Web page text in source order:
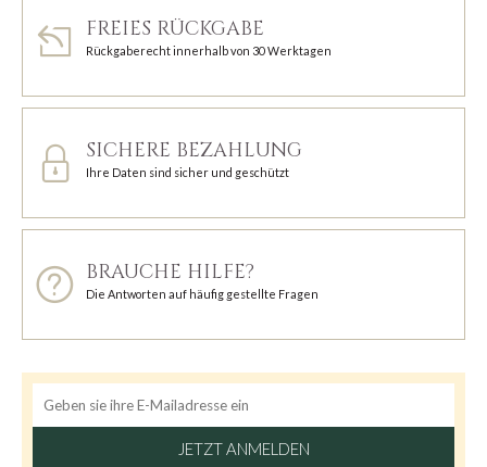
FREIES RÜCKGABE
Rückgaberecht innerhalb von 30 Werktagen
SICHERE BEZAHLUNG
Ihre Daten sind sicher und geschützt
BRAUCHE HILFE?
Die Antworten auf häufig gestellte Fragen
JETZT ANMELDEN